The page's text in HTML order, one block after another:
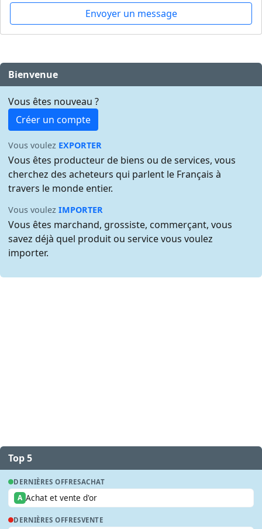
Envoyer un message
Bienvenue
Vous êtes nouveau ?
Créer un compte
Vous voulez EXPORTER
Vous êtes producteur de biens ou de services, vous
cherchez des acheteurs qui parlent le Français à
travers le monde entier.
Vous voulezIMPORTER
Vous êtes marchand, grossiste, commerçant, vous
savez déjà quel produit ou service vous voulez
importer.
Top 5
DERNIÈRES OFFRESACHAT
A Achat et vente d'or
DERNIÈRES OFFRESVENTE